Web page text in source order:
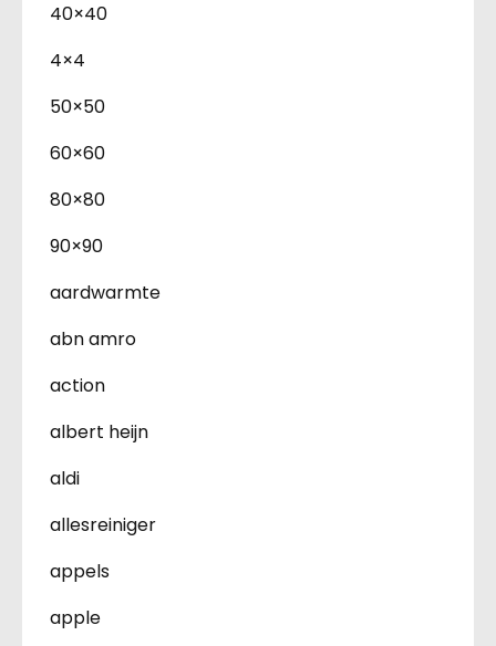
40×40
4×4
50×50
60×60
80×80
90×90
aardwarmte
abn amro
action
albert heijn
aldi
allesreiniger
appels
apple